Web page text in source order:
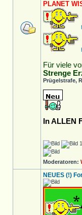
PLANET
Für viele
Strenge
Prügelstrafe,
In ALLEN
Moderatoren:
NEUES (!)